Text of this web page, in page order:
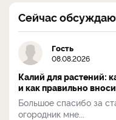
Сейчас
Гость
08.08.2026
Калий для растений:
и как правильно
Большое спасибо за
огородник мне...